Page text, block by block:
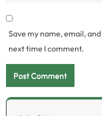
Save my name, email,
next time I comment.